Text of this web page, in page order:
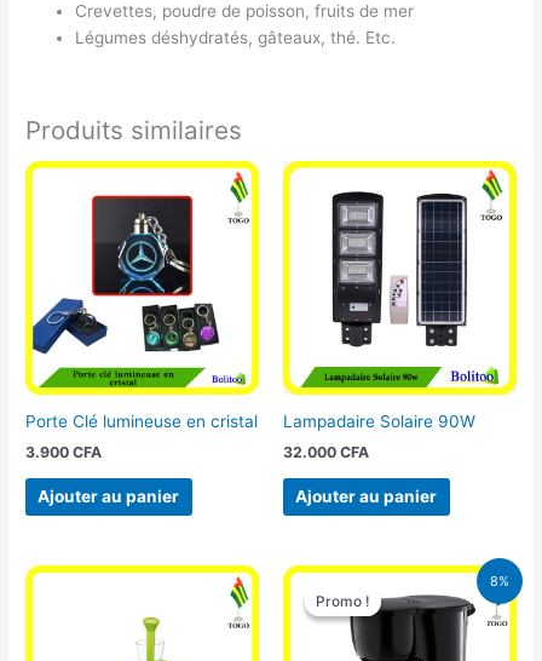
Crevettes, poudre de poisson, fruits de mer
Légumes déshydratés, gâteaux, thé. Etc.
Produits similaires
Porte Clé lumineuse en cristal
3.900CFA
Ajouter au panier
Lampadaire Solaire 90W
32.000 CFA
Ajouter au panier
8%
Promo !
Promo !
Le
prix
initial
25.000 CFA.
Le
prix
actuel
est :
23.000 CFA.